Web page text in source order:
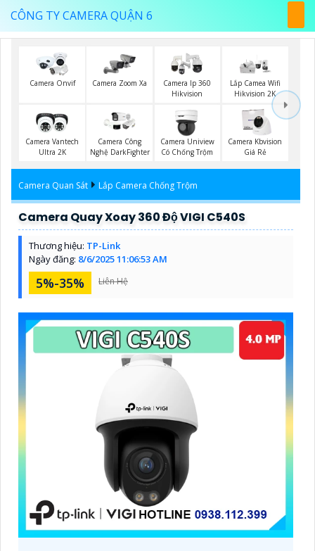
CÔNG TY CAMERA QUẬN 6
Camera Onvif Camera Zoom Xa
Camera Ip 360
Hikvision
Lắp Camea Wifi
Hikvision 2K
Camera Vantech
Ultra 2K
Camera Công
Nghệ DarkFighter
Camera Uniview
Có Chống Trộm
Camera Kbvision
Giá Rẻ
Camera Quan Sát Lắp Camera Chống Trộm
Camera Quay Xoay 360 Độ VIGI C540S
Thương hiệu: TP-Link
Ngày đăng: 8/6/2025 11:06:53 AM
5%-35% Liên Hệ